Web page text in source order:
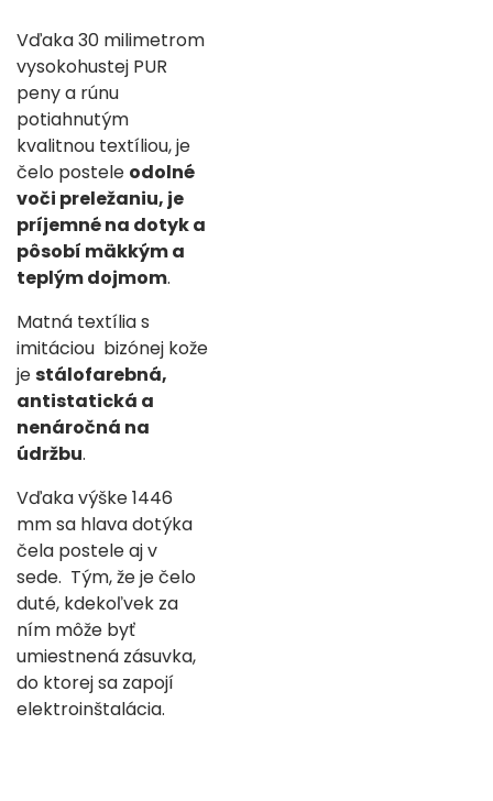
Vďaka 30 milimetrom
vysokohustej PUR
peny a rúnu
potiahnutým
kvalitnou textíliou, je
čelo postele odolné
voči preležaniu, je
príjemné na dotyk a
pôsobí mäkkým a
teplým dojmom.
Matná textília s
imitáciou bizónej kože
jestálofarebná,
antistatická a
nenáročná na
údržbu.
Vďaka výške 1446
mm sa hlava dotýka
čela postele aj v
sede. Tým, že je čelo
duté, kdekoľvek za
ním môže byť
umiestnená zásuvka,
do ktorej sa zapojí
elektroinštalácia.